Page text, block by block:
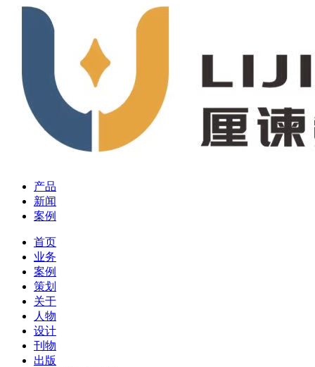
产品
新闻
案例
首页
业务
案例
策划
关于
人物
设计
刊物
出版